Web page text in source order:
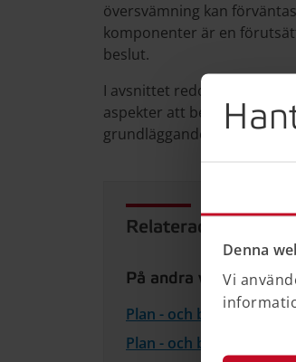
Denna
Vi
översvämning kan
komponenter är en
beslut.
I avsnittet redogörs för
aspekter att beakta vid
grundläggande
Relaterad
På andra webbplatser
Plan - och bygglag
Plan - och